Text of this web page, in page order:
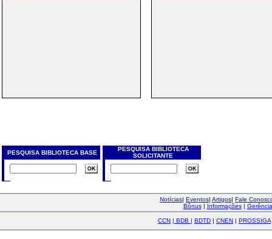
PESQUISA BIBLIOTECA BASE
PESQUISA BIBLIOTECA
SOLICITANTE
Notícias| Eventos| Artigos| Fale
Bônus| Informações| Gerência
CCN | BDB | BDTD | CNEN | PROSSIGA